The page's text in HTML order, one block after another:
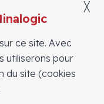
ce site. Avec
utiliserons pour
du site (cookies
╳